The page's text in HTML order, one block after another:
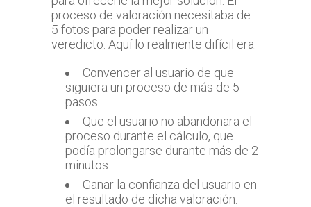
proceso de valoración necesitaba de
5 fotos para poder realizar un
veredicto. Aquí lo realmente difícil era:
Convencer al usuario de que
siguiera un proceso de más de 5
pasos.
Que el usuario no abandonara el
proceso durante el cálculo, que
podía prolongarse durante más de 2
minutos.
Ganar la confianza del usuario en
el resultado de dicha valoración.